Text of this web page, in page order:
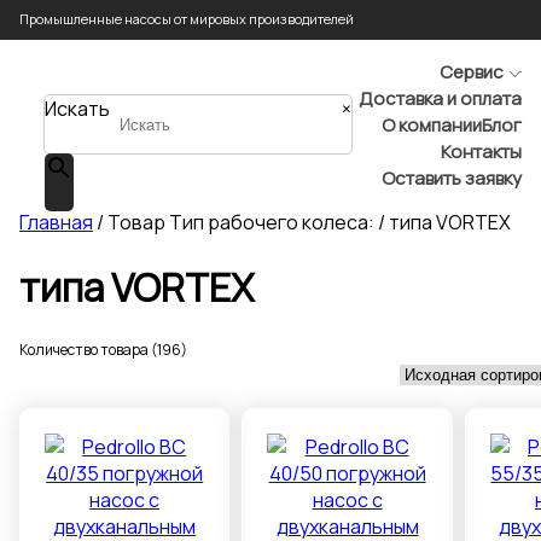
Промышленные насосы от мировых производителей
Искать ×
Сервис
Доставка и оплата
О компанииБлог
Контакты
Оставить заявку
Главная / Товар Тип рабочего колеса: / типа VORTEX
типа VORTEX
Количество товара (196)